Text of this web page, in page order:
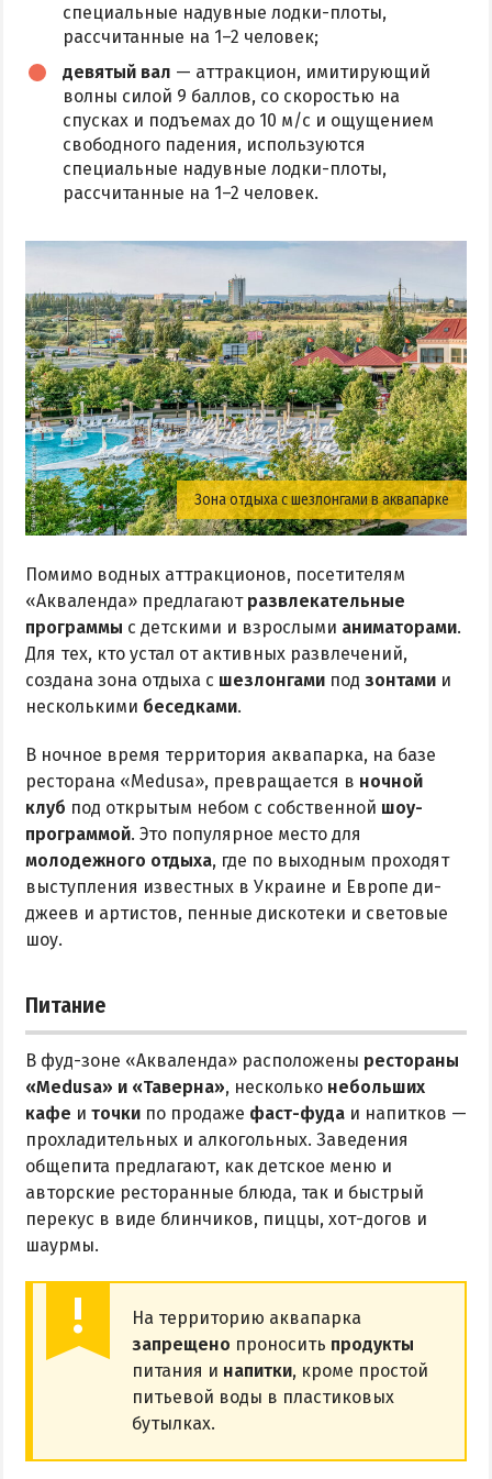
специальные надувные лодки-плоты,
рассчитанные на 1–2 человек;
девятый вал — аттракцион, имитирующий
волны силой 9 баллов, со скоростью на
спусках и подъемах до 10 м/с и ощущением
свободного падения, используются
специальные надувные лодки-плоты,
рассчитанные на 1–2 человек.
Зона отдыха с шезлонгами в аквапарке
Помимо водных аттракционов, посетителям
«Акваленда» предлагают развлекательные
программы с детскими и взрослыми аниматорами.
Для тех, кто устал от активных развлечений,
создана зона отдыха с шезлонгами под зонтами и
несколькими беседками.
В ночное время территория аквапарка, на базе
ресторана «Medusa», превращается в ночной
клуб под открытым небом с собственной шоу-
программой. Это популярное место для
молодежного отдыха, где по выходным проходят
выступления известных в Украине и Европе ди-
джеев и артистов, пенные дискотеки и световые
шоу.
Питание
В фуд-зоне «Акваленда» расположены рестораны
«Medusa» и «Таверна», несколько небольших
кафе и точки по продаже фаст-фуда и напитков —
прохладительных и алкогольных. Заведения
общепита предлагают, как детское меню и
авторские ресторанные блюда, так и быстрый
перекус в виде блинчиков, пиццы, хот-догов и
шаурмы.
На территорию аквапарка
запрещено проносить продукты
питания и напитки, кроме простой
питьевой воды в пластиковых
бутылках.